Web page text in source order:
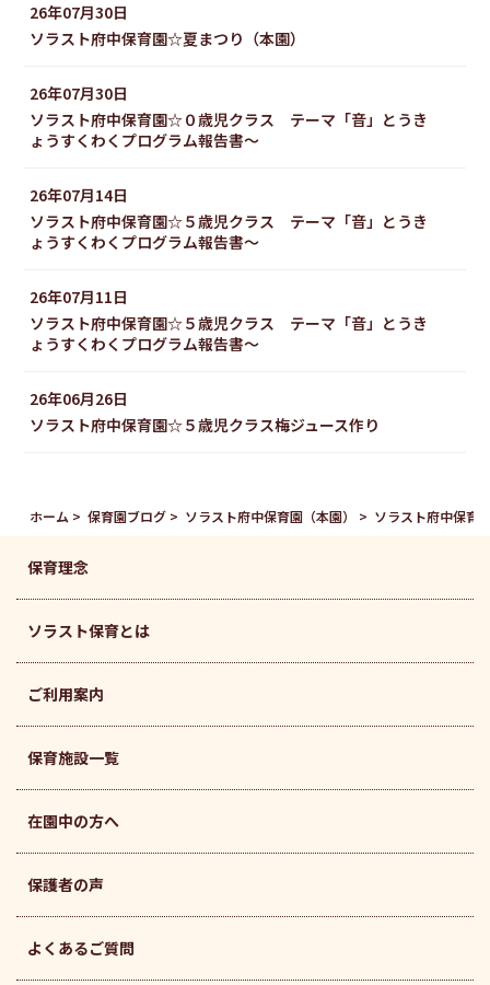
26年07月30日
ソラスト府中保育園☆夏まつり（本園）
26年07月30日
ソラスト府中保育園☆０歳児クラス テーマ「音」とうき
ょうすくわくプログラム報告書～
26年07月14日
ソラスト府中保育園☆５歳児クラス テーマ「音」とうき
ょうすくわくプログラム報告書～
26年07月11日
ソラスト府中保育園☆５歳児クラス テーマ「音」とうき
ょうすくわくプログラム報告書～
26年06月26日
ソラスト府中保育園☆５歳児クラス梅ジュース作り
ホーム 保育園ブログ ソラスト府中保育園（本園） ソラスト府中保育
保育理念
ソラスト保育とは
ご利用案内
保育施設一覧
在園中の方へ
保護者の声
よくあるご質問